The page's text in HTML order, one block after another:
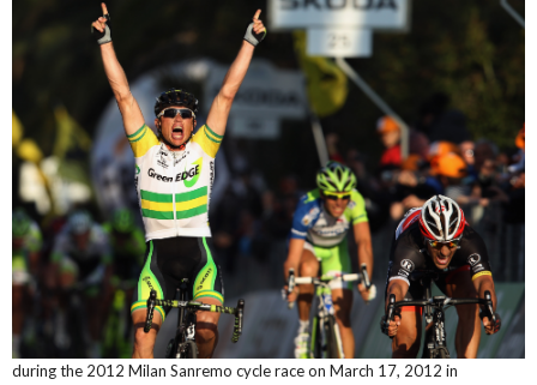
during the 2012 Milan Sanremo cycle race on March 17, 2012 in